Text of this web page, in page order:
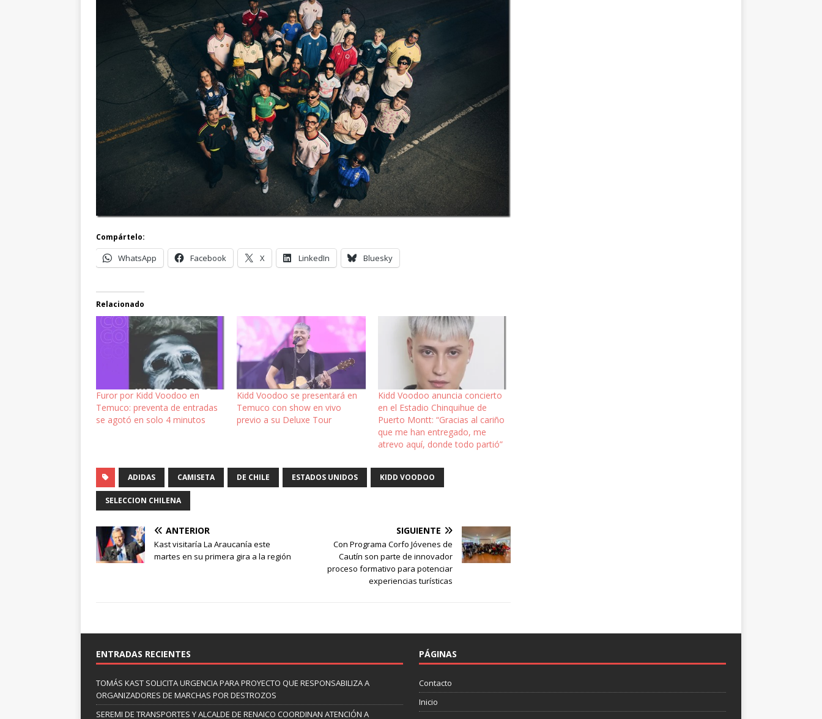
Compártelo:
WhatsApp Facebook X LinkedIn Bluesky
Relacionado
Furor por Kidd Voodoo en
Temuco: preventa de entradas
se agotó en solo 4 minutos
Kidd Voodoo se presentará en
Temuco con show en vivo
previo a su Deluxe Tour
Kidd Voodoo anuncia concierto
en el Estadio Chinquihue de
Puerto Montt: “Gracias al cariño
que me han entregado, me
atrevo aquí, donde todo partió”
ADIDAS CAMISETA DE CHILE ESTADOS UNIDOS KIDD VOODOO
SELECCION CHILENA
ANTERIOR
Kast visitaría La Araucanía este
martes en su primera gira a la región
SIGUIENTE
Con Programa Corfo Jóvenes de
Cautín son parte de innovador
proceso formativo para potenciar
experiencias turísticas
ENTRADAS RECIENTES
TOMÁS KAST SOLICITA URGENCIA PARA PROYECTO QUE RESPONSABILIZA A
ORGANIZADORES DE MARCHAS POR DESTROZOS
SEREMI DE TRANSPORTES Y ALCALDE DE RENAICO COORDINAN ATENCIÓN A
PÁGINAS
Contacto
Inicio